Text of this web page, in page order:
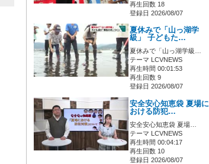
再生回数 18
登録日 2026/08/07
夏休みで「山っ湖学
級」 子どもた…
夏休みで「山っ湖学級…
テーマ LCVNEWS
再生時間 00:01:53
再生回数 9
登録日 2026/08/07
安全安心知恵袋 夏場に
おける防犯…
安全安心知恵袋 夏場…
テーマ LCVNEWS
再生時間 00:04:17
再生回数 10
登録日 2026/08/07